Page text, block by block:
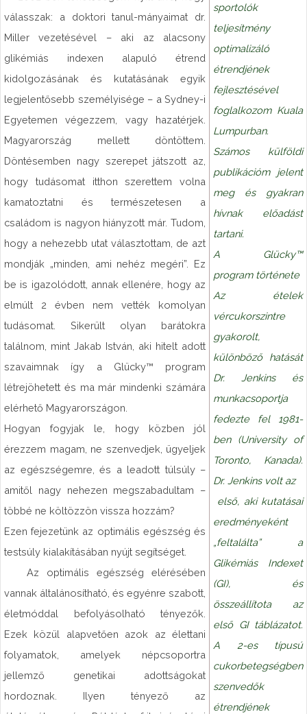
válasszak: a doktori tanul-mányaimat dr.
Miller vezetésével – aki az alacsony
glikémiás indexen alapuló étrend
kidolgozásának és kutatásának egyik
legjelentősebb személyisége – a Sydney-i
Egyetemen végezzem, vagy hazatérjek.
Magyarország mellett döntöttem.
Döntésemben nagy szerepet játszott az,
hogy tudásomat itthon szerettem volna
kamatoztatni és természetesen a
családom is nagyon hiányzott már. Tudom,
hogy a nehezebb utat választottam, de azt
mondják „minden, ami nehéz megéri”. Ez
be is igazolódott, annak ellenére, hogy az
elmúlt 2 évben nem vették komolyan
tudásomat. Sikerült olyan barátokra
találnom, mint Jakab István, aki hitelt adott
szavaimnak így a Glücky™ program
létrejöhetett és ma már mindenki számára
elérhető Magyarországon.
Hogyan fogyjak le, hogy közben jól
érezzem magam, ne szenvedjek, ügyeljek
az egészségemre, és a leadott túlsúly –
amitől nagy nehezen megszabadultam –
többé ne költözzön vissza hozzám?
Ezen fejezetünk az optimális egészség és
testsúly kialakításában nyújt segítséget.
Az optimális egészség elérésében
vannak általánosítható, és egyénre szabott,
életmóddal befolyásolható tényezők.
Ezek közül alapvetően azok az élettani
folyamatok, amelyek népcsoportra
jellemző genetikai adottságokat
hordoznak. Ilyen tényező az
sportolók
teljesítmény
optimalizáló
étrendjének
fejlesztésével
foglalkozom Kuala
Lumpurban.
Számos külföldi
publikációm jelent
meg és gyakran
hívnak előadást
tartani.
A Glücky™
program története
Az ételek
vércukorszintre
gyakorolt,
különböző hatását
Dr. Jenkins és
munkacsoportja
fedezte fel 1981-
ben (University of
Toronto, Kanada).
Dr. Jenkins volt az
első, aki kutatásai
eredményeként
„feltalálta” a
Glikémiás Indexet
(GI), és
összeállítota az
első GI táblázatot.
A 2-es típusú
cukorbetegségben
szenvedők
étrendjének